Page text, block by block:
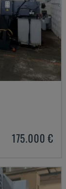
175.000 €